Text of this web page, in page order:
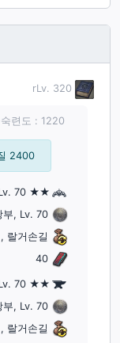
rLv. 320
련도 : 1220
2400
70 ★★
부, Lv. 70
랄거손길
40
70 ★★
부, Lv. 70
랄거손길